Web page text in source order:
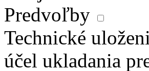
Predvoľby
Technické
účel ukladania